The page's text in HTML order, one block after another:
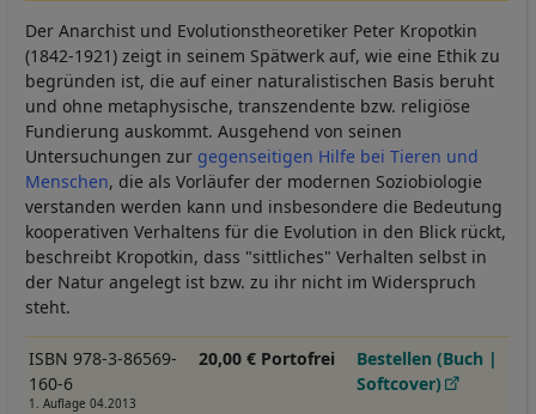
Der Anarchist und Evolutionstheoretiker Peter Kropotkin
(1842-1921) zeigt in seinem Spätwerk auf, wie eine Ethik zu
begründen ist, die auf einer naturalistischen Basis beruht
und ohne metaphysische, transzendente bzw. religiöse
Fundierung auskommt. Ausgehend von seinen
Untersuchungen zur gegenseitigen Hilfe bei Tieren und
Menschen, die als Vorläufer der modernen Soziobiologie
verstanden werden kann und insbesondere die Bedeutung
kooperativen Verhaltens für die Evolution in den Blick rückt,
beschreibt Kropotkin, dass "sittliches" Verhalten selbst in
der Natur angelegt ist bzw. zu ihr nicht im Widerspruch
steht.
ISBN 978-3-86569-
160-6
1. Auflage 04.2013
20,00 € Portofrei
Bestellen (Buch |
Softcover)